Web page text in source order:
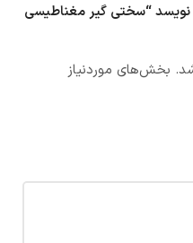
“سختی گیر مغناطیسی
بخش‌های موردنیاز